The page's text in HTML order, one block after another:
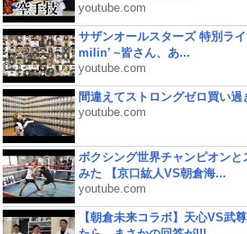
youtube.com
サザンオールスターズ 特別ラ
milin’ ~皆さん、あ...
youtube.com
間違えてストロングゼロ買い過
youtube.com
ボクシング世界チャンピオンと
みた 【京口紘人VS朝倉海...
youtube.com
【朝倉未来コラボ】天心VS武